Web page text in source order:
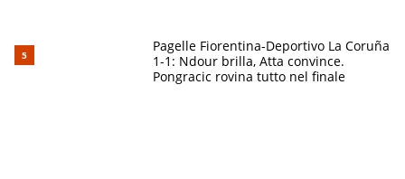
Pagelle Fiorentina-Deportivo La Coruña
1-1: Ndour brilla, Atta convince.
Pongracic rovina tutto nel finale